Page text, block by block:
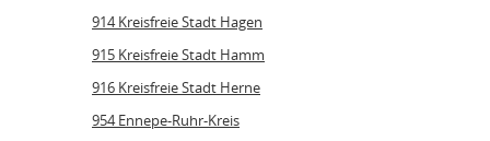
914 Kreisfreie Stadt Hagen
915 Kreisfreie Stadt Hamm
916 Kreisfreie Stadt Herne
954 Ennepe-Ruhr-Kreis